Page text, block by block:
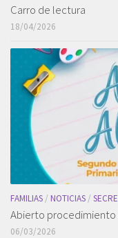
Carro de lectura
18/04/2026
FAMILIAS / NOTICIAS /
Abierto procedimiento
06/03/2026